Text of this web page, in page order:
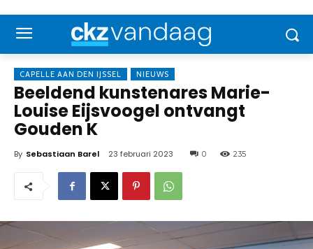
CAPELLE AAN DEN IJSSEL NIEUWS
Beeldend kunstenares Marie-
Louise Eijsvoogel ontvangt
Gouden K
By Sebastiaan Barel 23 februari 2023 0 235